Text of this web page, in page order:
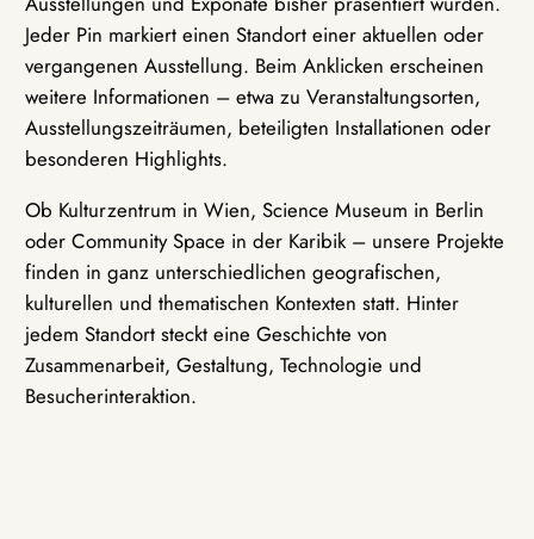
Jeder Pin markiert einen Standort einer aktuellen oder
vergangenen Ausstellung. Beim Anklicken erscheinen
weitere Informationen – etwa zu Veranstaltungsorten,
Ausstellungszeiträumen, beteiligten Installationen oder
besonderen Highlights.
Ob Kulturzentrum in Wien, Science Museum in Berlin
oder Community Space in der Karibik – unsere Projekte
finden in ganz unterschiedlichen geografischen,
kulturellen und thematischen Kontexten statt. Hinter
jedem Standort steckt eine Geschichte von
Zusammenarbeit, Gestaltung, Technologie und
Besucherinteraktion.